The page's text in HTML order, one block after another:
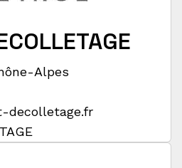
Alpes
decolletage.fr